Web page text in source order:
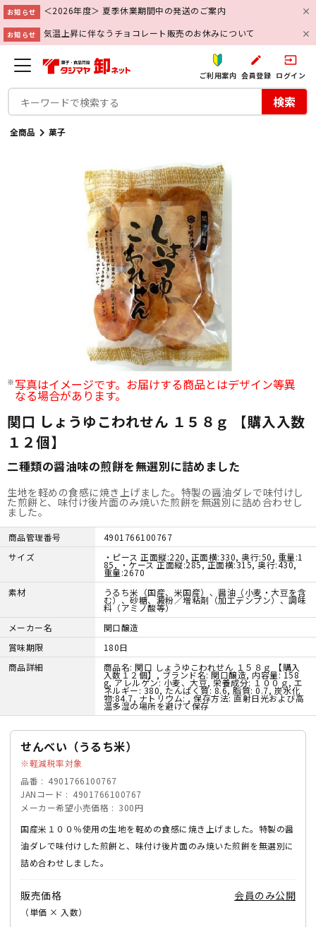
お知らせ ＜2026年度＞ 夏季休業期間中の発送のご案内
お知らせ 気温上昇に伴なうチョコレート販売のお休みについて
ご利用案内
create
会員登録
input
ログイン
検索
全商品 菓子
写真はイメージです。お届けする商品とはデザイン等異
なる場合があります。
関口 しょうゆこわれせん １５８ｇ 【購入入数
１２個】
二種類の醤油味の煎餅を無選別に詰めました
生地を軽めの食感に焼き上げました。特製の醤油ダレで味付けし
た煎餅と、味付け後片面のみ焼いた煎餅を無選別に詰め合わせし
ました。
商品管理番号
4901766100767
サイズ
・ピース 正面縦:220, 正面横:330, 奥行:50, 重量:1
85, ・ケース 正面縦:285, 正面横:315, 奥行:430,
重量:2670
素材
うるち米（国産、米国産）、醤油（小麦・大豆を含
む）、砂糖、澱粉／増粘剤（加工デンプン）、調味
料（アミノ酸等）
メーカー名
関口醸造
賞味期限
180日
商品詳細
商品名: 関口 しょうゆこわれせん １５８ｇ 【購入
入数１２個】, ブランド名: 関口醸造, 内容量: 158
g, アレルゲン: 小麦、大豆, 栄養成分: １００ｇ, エ
ネルギー: 380, たんぱく質: 8.6, 脂質: 0.7, 炭水化
物:84.7, ナトリウム: , 保存方法: 直射日光および高
温多湿の場所を避けて保存
せんべい（うるち米）
軽減税率対象
品番
4901766100767
JANコード
4901766100767
メーカー希望小売価格
300円
国産米１００％使用の生地を軽めの食感に焼き上げました。特製の醤
油ダレで味付けした煎餅と、味付け後片面のみ焼いた煎餅を無選別に
詰め合わせしました。
販売価格
（単価 × 入数）
会員のみ公開